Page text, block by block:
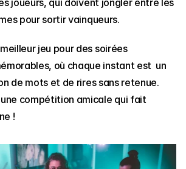
joueurs, qui doivent jongler entre les
pour sortir vainqueurs.
jeu pour des soirées
où chaque instant est  un
de mots et de rires sans retenue.
compétition amicale qui fait
!